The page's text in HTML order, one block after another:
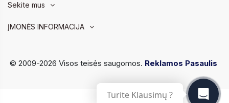
Sekite mus
ĮMONĖS INFORMACIJA
© 2009-2026 Visos teisės saugomos. Reklamos Pasaulis
Turite Klausimų ?